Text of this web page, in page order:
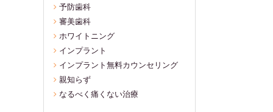
予防歯科
審美歯科
ホワイトニング
インプラント
インプラント無料カウンセリング
親知らず
なるべく痛くない治療